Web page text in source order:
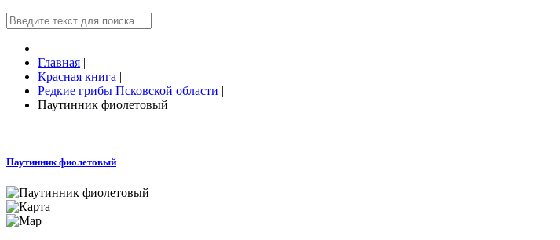
Главная |
Красная книга |
Редкие грибы Псковской области |
Паутинник фиолетовый
Паутинник фиолетовый